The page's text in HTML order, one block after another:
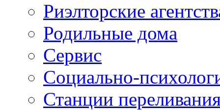
Риэлторские
Родильные дома
Сервис
Социально-
Станции